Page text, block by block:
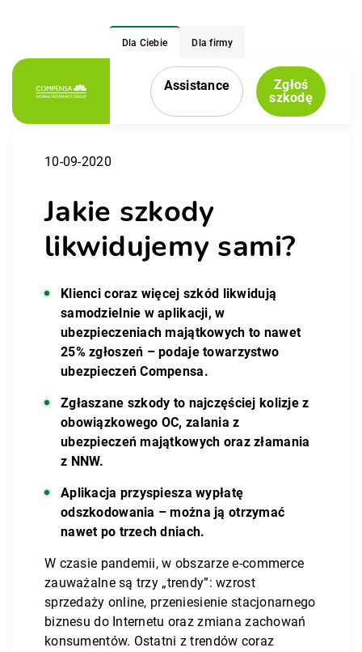
Dla Ciebie Dla firmy
Menu nawigacyjne
Assistance
Zgłoś
szkodę
10-09-2020
Jakie szkody
likwidujemy sami?
Klienci coraz więcej szkód likwidują
samodzielnie w aplikacji, w
ubezpieczeniach majątkowych to nawet
25% zgłoszeń – podaje towarzystwo
ubezpieczeń Compensa.
Zgłaszane szkody to najczęściej kolizje z
obowiązkowego OC, zalania z
ubezpieczeń majątkowych oraz złamania
z NNW.
Aplikacja przyspiesza wypłatę
odszkodowania – można ją otrzymać
nawet po trzech dniach.
W czasie pandemii, w obszarze e-commerce
zauważalne są trzy „trendy”: wzrost
sprzedaży online, przeniesienie stacjonarnego
biznesu do Internetu oraz zmiana zachowań
konsumentów. Ostatni z trendów coraz